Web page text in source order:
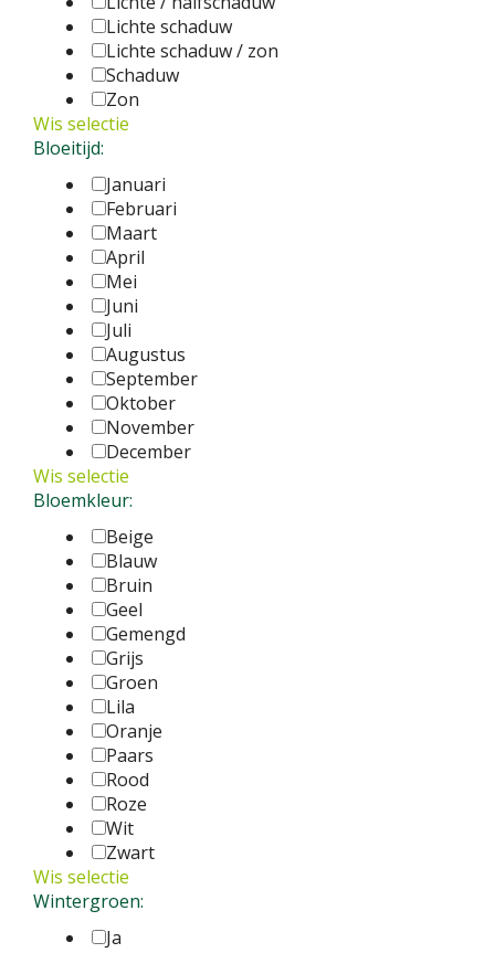
Lichte schaduw
Lichte schaduw / zon
Schaduw
Zon
Wis selectie
Bloeitijd:
Januari
Februari
Maart
April
Mei
Juni
Juli
Augustus
September
Oktober
November
December
Wis selectie
Bloemkleur:
Beige
Blauw
Bruin
Geel
Gemengd
Grijs
Groen
Lila
Oranje
Paars
Rood
Roze
Wit
Zwart
Wis selectie
Wintergroen:
Ja